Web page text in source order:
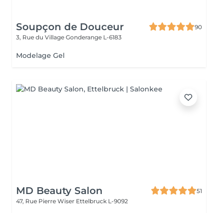
Soupçon de Douceur
90
3, Rue du Village Gonderange L-6183
Modelage Gel
MD Beauty Salon
51
47, Rue Pierre Wiser Ettelbruck L-9092